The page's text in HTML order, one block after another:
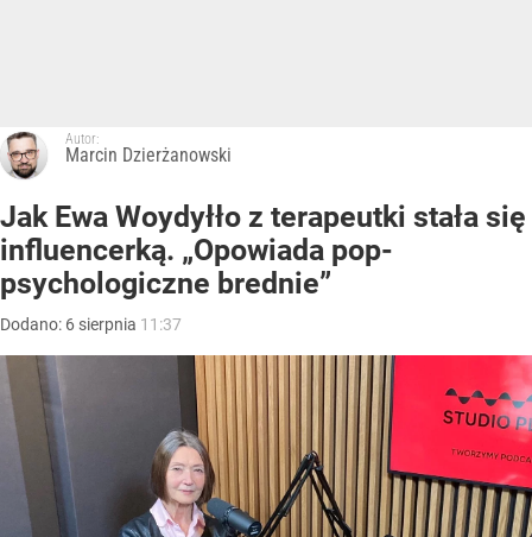
Autor:
Marcin Dzierżanowski
Jak Ewa Woydyłło z terapeutki stała się
influencerką. „Opowiada pop-
psychologiczne brednie”
Dodano: 6 sierpnia 11:37